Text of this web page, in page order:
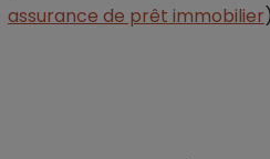
assurance de prêt immobilier